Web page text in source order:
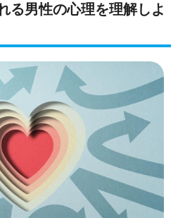
る男性の心理を理解しよ